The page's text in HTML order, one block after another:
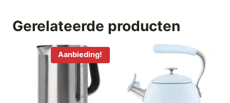
Gerelateerde producten
Aanbieding!